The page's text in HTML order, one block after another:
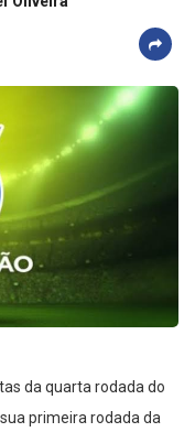
Oliveira
da quarta rodada do
primeira rodada da